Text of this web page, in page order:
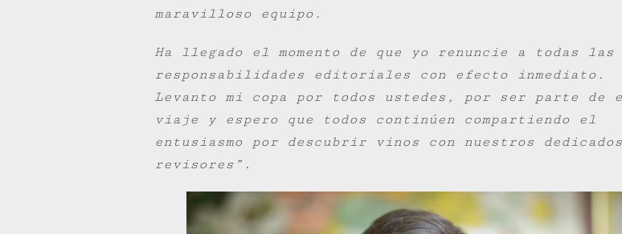
maravilloso equipo.
Ha llegado el momento de que yo renuncie a todas las
responsabilidades editoriales con efecto inmediato.
Levanto mi copa por todos ustedes, por ser parte de
viaje y espero que todos continúen compartiendo el
entusiasmo por descubrir vinos con nuestros dedicados
revisores” .